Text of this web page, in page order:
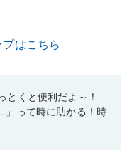
プはこちら
とくと便利だよ～！
」って時に助かる！時